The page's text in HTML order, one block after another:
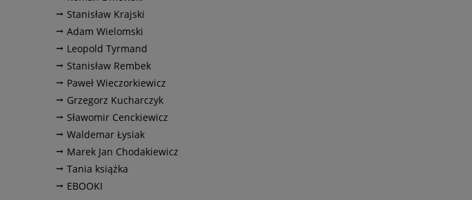
Stanisław Krajski
Adam Wielomski
Leopold Tyrmand
Stanisław Rembek
Paweł Wieczorkiewicz
Grzegorz Kucharczyk
Sławomir Cenckiewicz
Waldemar Łysiak
Marek Jan Chodakiewicz
Tania książka
EBOOKI